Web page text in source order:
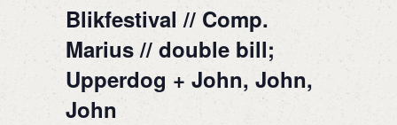
Blikfestival // Comp.
Marius // double bill;
Upperdog + John, John,
John